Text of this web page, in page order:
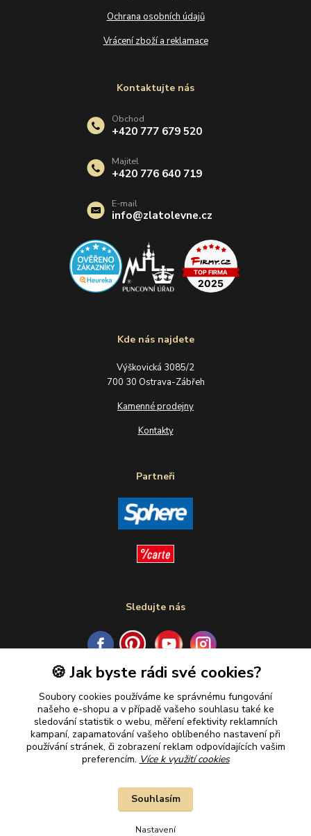
Ochrana osobních údajů
Vrácení zboží a reklamace
Kde nás najdete
Výškovická 3085/2
700 30 Ostrava-Zábřeh
Kamenné prodejny
Kontakty
Partneři
Sledujte nás
Plaťte u nás bezpečně
Kontaktujte nás
Obchod
+420 777 679 520
Majitel
+420 776 640 719
E-mail
info@zlatolevne.cz
🍪 Jak byste rádi své cookies?
Soubory cookies používáme ke správnému fungování
našeho e-shopu a v případě vašeho souhlasu také ke
sledování statistik o webu, měření efektivity reklamních
kampaní, zapamatování vašeho oblíbeného nastavení při
používání stránek, či zobrazení reklam odpovídajících vašim
preferencím. Více k využití cookies
Nastavení
Souhlasím